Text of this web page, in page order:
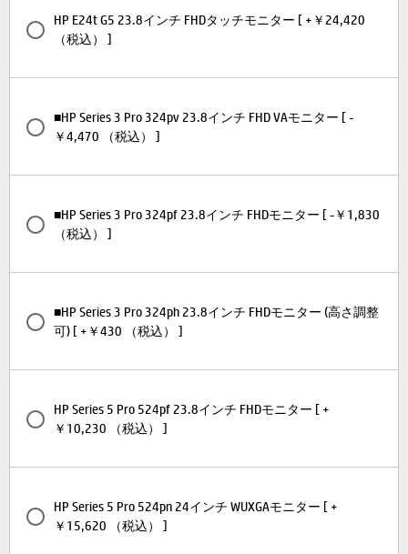
HP E24t G5 23.8インチ FHDタッチモニター [ +￥24,420
（税込） ]
■HP Series 3 Pro 324pv 23.8インチ FHD VAモニター [ -
￥4,470 （税込） ]
■HP Series 3 Pro 324pf 23.8インチ FHDモニター [ -￥1,830
（税込） ]
■HP Series 3 Pro 324ph 23.8インチ FHDモニター (高さ調整
可) [ +￥430 （税込） ]
HP Series 5 Pro 524pf 23.8インチ FHDモニター [ +
￥10,230 （税込） ]
HP Series 5 Pro 524pn 24インチ WUXGAモニター [ +
￥15,620 （税込） ]